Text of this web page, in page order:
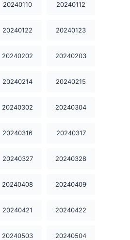
20240101 20240102
20240104 20240105
20240107 20240108
20240126 20240127
20240129 20240130
20240201 20240202
20240110 20240112
20240122 20240123
20240202 20240203
20240214 20240215
20240302 20240304
20240316 20240317
20240327 20240328
20240408 20240409
20240421 20240422
20240503 20240504